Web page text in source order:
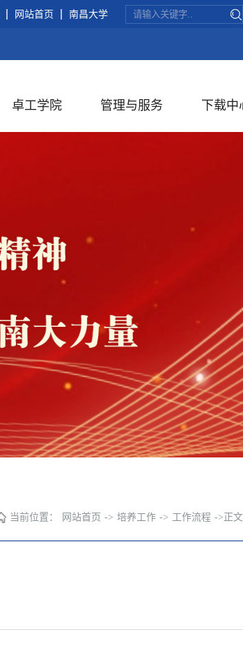
网站首页 南昌大学
卓工学院 管理与服务 下载中
当前位置： 网站首页 -> 培养工作 -> 工作流程 -> 正文